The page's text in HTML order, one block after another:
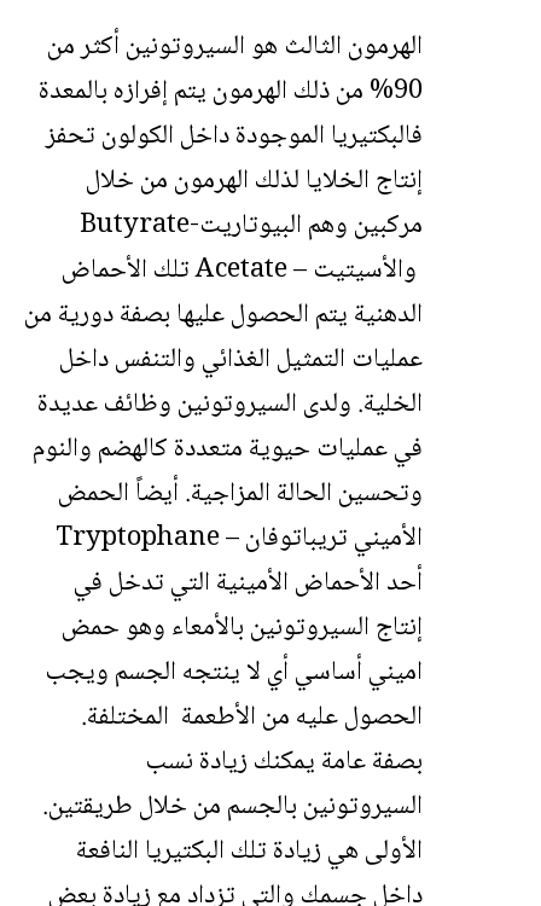
الهرمون الثالث هو السيروتونين أكثر من
90% من ذلك الهرمون يتم إفرازه بالمعدة
فالبكتيريا الموجودة داخل الكولون تحفز
إنتاج الخلايا لذلك الهرمون من خلال
مركبين وهم البيوتاريت-Butyrate
والأسيتيت – Acetate تلك الأحماض
الدهنية يتم الحصول عليها بصفة دورية من
عمليات التمثيل الغذائي والتنفس داخل
الخلية. ولدى السيروتونين وظائف عديدة
في عمليات حيوية متعددة كالهضم والنوم
وتحسين الحالة المزاجية. أيضاً الحمض
الأميني تريباتوفان – Tryptophane
أحد الأحماض الأمينية التي تدخل في
إنتاج السيروتونين بالأمعاء وهو حمض
اميني أساسي أي لا ينتجه الجسم ويجب
الحصول عليه من الأطعمة المختلفة.
بصفة عامة يمكنك زيادة نسب
السيروتونين بالجسم من خلال طريقتين.
الأولى هي زيادة تلك البكتيريا النافعة
داخل جسمك والتي تزداد مع زيادة بعض